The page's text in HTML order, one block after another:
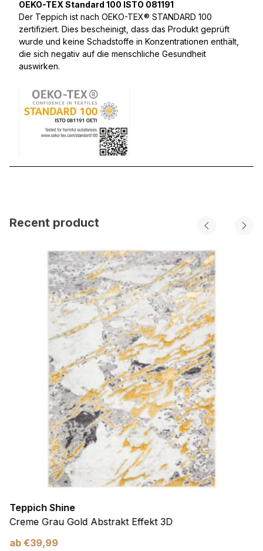
OEKO-TEX Standard 100 ISTO 081191
Der Teppich ist nach OEKO-TEX® STANDARD 100
zertifiziert. Dies bescheinigt, dass das Produkt geprüft
wurde und keine Schadstoffe in Konzentrationen enthält,
die sich negativ auf die menschliche Gesundheit
auswirken.
Recent product
Teppich Shine
Creme Grau Gold Abstrakt Effekt 3D
ab €39,99